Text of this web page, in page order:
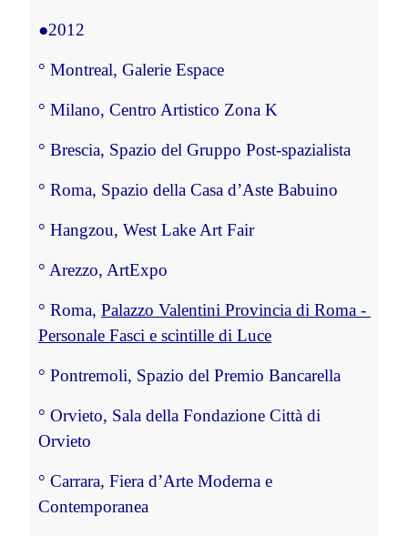
●2012
° Montreal, Galerie Espace
° Milano, Centro Artistico Zona K
° Brescia, Spazio del Gruppo Post-spazialista
° Roma, Spazio della Casa d’Aste Babuino
° Hangzou, West Lake Art Fair
° Arezzo, ArtExpo
° Roma, Palazzo Valentini Provincia di Roma -
Personale Fasci e scintille di Luce
° Pontremoli, Spazio del Premio Bancarella
° Orvieto, Sala della Fondazione Città di
Orvieto
° Carrara, Fiera d’Arte Moderna e
Contemporanea